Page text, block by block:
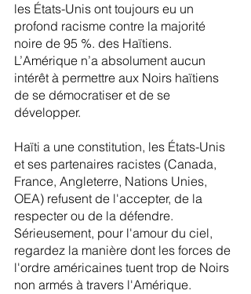
les États-Unis ont toujours eu un
profond racisme contre la majorité
noire de 95 %. des Haïtiens.
L’Amérique n’a absolument aucun
intérêt à permettre aux Noirs haïtiens
de se démocratiser et de se
développer.
Haïti a une constitution, les États-Unis
et ses partenaires racistes (Canada,
France, Angleterre, Nations Unies,
OEA) refusent de l'accepter, de la
respecter ou de la défendre.
Sérieusement, pour l'amour du ciel,
regardez la manière dont les forces de
l'ordre américaines tuent trop de Noirs
non armés à travers l'Amérique.